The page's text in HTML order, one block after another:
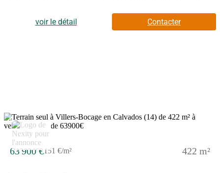
commerces, écoles et services et à seulement 25 min de
CAENTerrains à partir de 57 900 Faites construire vote maison
dans un cadre de vie familial, apaisé et favorable au bien-vivre
voir le détail Contacter
2
63 900 €151 €/m² 422 m²